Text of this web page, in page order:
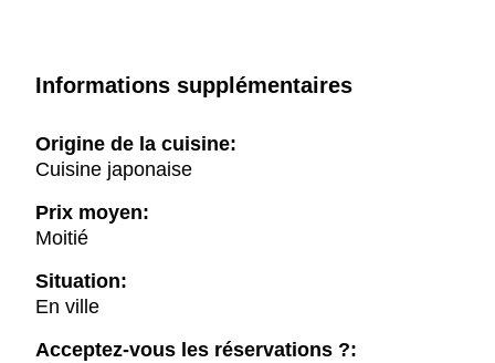
Informations supplémentaires
Origine de la cuisine:
Cuisine japonaise
Prix moyen:
Moitié
Situation:
En ville
Acceptez-vous les réservations ?: